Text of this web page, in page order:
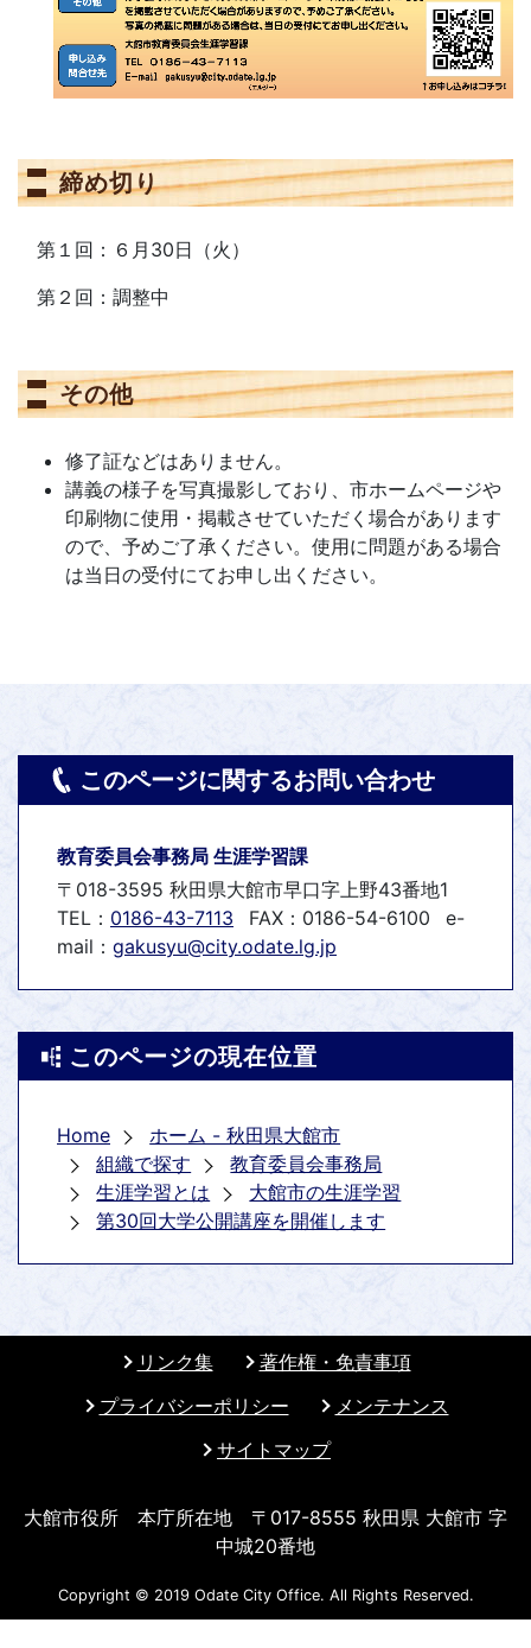
締め切り
第１回：６月30日（火）
第２回：調整中
その他
修了証などはありません。
講義の様子を写真撮影しており、市ホームページや
印刷物に使用・掲載させていただく場合があります
ので、予めご了承ください。使用に問題がある場合
は当日の受付にてお申し出ください。
このページに関するお問い合わせ
教育委員会事務局 生涯学習課
〒018-3595 秋田県大館市早口字上野43番地1
TEL： 0186-43-7113 FAX：0186-54-6100
e-
mail： gakusyu@city.odate.lg.jp
このページの現在位置
Home
ホーム - 秋田県大館市
組織で探す
教育委員会事務局
生涯学習とは
大館市の生涯学習
第30回大学公開講座を開催します
リンク集
著作権・免責事項
プライバシーポリシー
メンテナンス
サイトマップ
大館市役所 本庁所在地 〒017-8555 秋田県 大館市 字
中城20番地
Copyright © 2019 Odate City Office. All Rights Reserved.